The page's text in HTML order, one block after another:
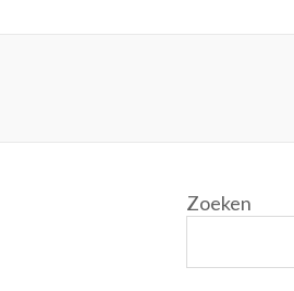
Zoeken